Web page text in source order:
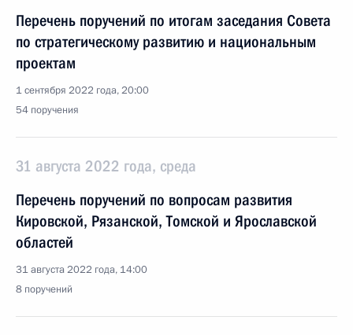
Перечень поручений по итогам заседания Совета
по стратегическому развитию и национальным
проектам
1 сентября 2022 года, 20:00
54 поручения
31 августа 2022 года, среда
Перечень поручений по вопросам развития
Кировской, Рязанской, Томской и Ярославской
областей
31 августа 2022 года, 14:00
8 поручений